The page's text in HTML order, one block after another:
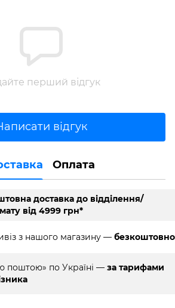
перший відгук
відгук
Оплата
доставка до відділення/
від 4999 грн*
з нашого магазину — безкоштовно
поштою» по Україні — за тарифами